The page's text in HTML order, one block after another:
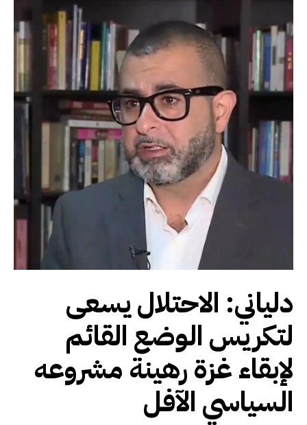
دلياني: الاحتلال يسعى
لتكريس الوضع القائم
لإبقاء غزة رهينة مشروعه
السياسي الآفل